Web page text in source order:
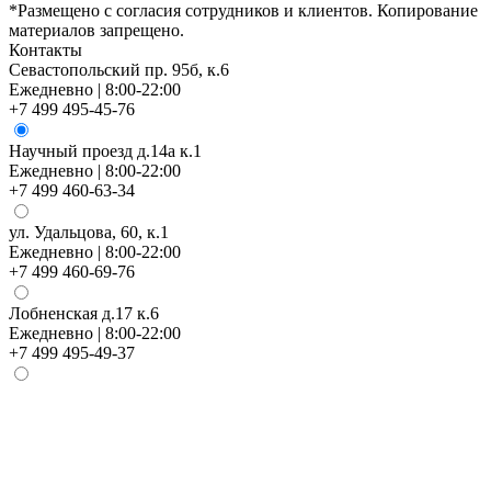
*Размещено с согласия сотрудников и клиентов. Копирование
материалов запрещено.
Контакты
Севастопольский пр. 95б, к.6
Ежедневно | 8:00-22:00
+7 499 495-45-76
Научный проезд д.14а к.1
Ежедневно | 8:00-22:00
+7 499 460-63-34
ул. Удальцова, 60, к.1
Ежедневно | 8:00-22:00
+7 499 460-69-76
Лобненская д.17 к.6
Ежедневно | 8:00-22:00
+7 499 495-49-37